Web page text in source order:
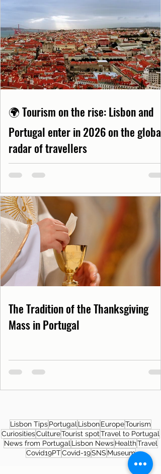
🌍 Tourism on the rise: Lisbon and
Portugal enter in 2026 on the global
radar of travellers
The Tradition of the Thanksgiving
Mass in Portugal
Lisbon TipsPortugal LisbonEuropeTourism
CuriositiesCultureTourist spotTravel to Portugal
News from Portugal Lisbon News HealthTravel
Covid19PTCovid-19SNS Museum